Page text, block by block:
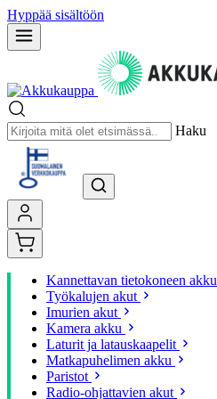
Hyppää sisältöön
Haku
Kannettavan tietokoneen akku
Työkalujen akut
Imurien akut
Kamera akku
Laturit ja latauskaapelit
Matkapuhelimen akku
Paristot
Radio-ohjattavien akut